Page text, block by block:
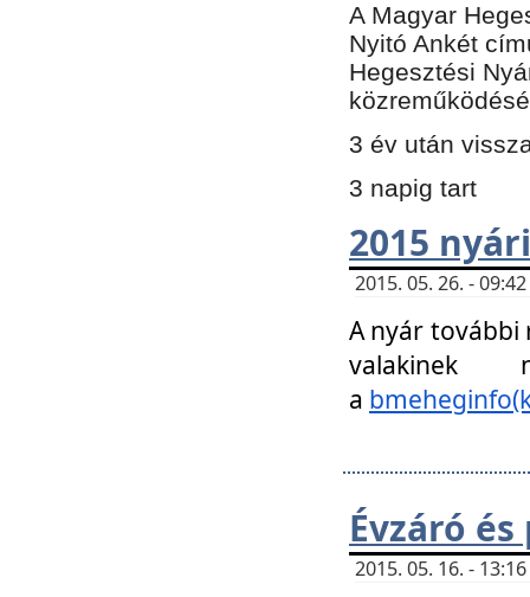
A Magyar
Nyitó Ankét
Hegesztési
3 év után
3 napig tart
2015
2015. 05. 26. -
A nyár további
a
Évzáró
2015. 05. 16. -